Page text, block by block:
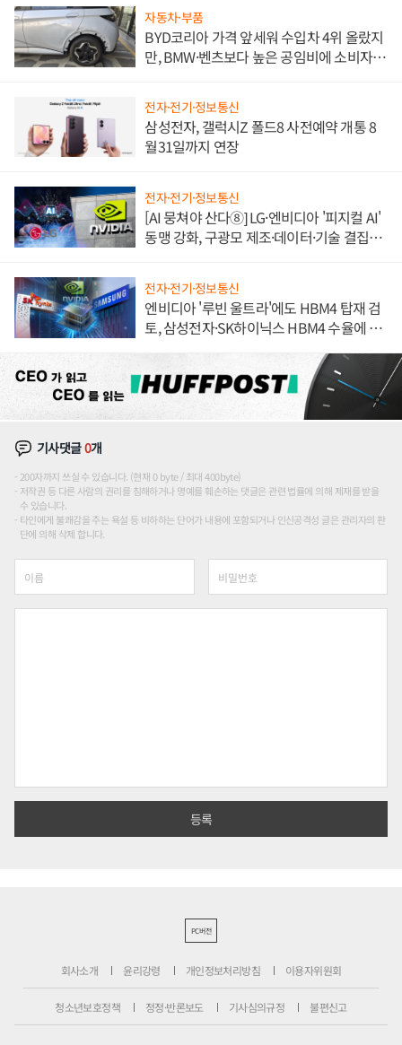
자동차·부품
BYD코리아 가격 앞세워 수입차 4위 올랐지
만, BMW·벤츠보다 높은 공임비에 소비자
전자·전기·정보통신
삼성전자, 갤럭시Z 폴드8 사전예약 개통 8
월31일까지 연장
전자·전기·정보통신
[AI 뭉쳐야 산다⑧] LG·엔비디아 '피지컬 AI'
동맹 강화, 구광모 제조·데이터·기술 결집
전자·전기·정보통신
엔비디아 '루빈 울트라'에도 HBM4 탑재 검
토, 삼성전자·SK하이닉스 HBM4 수율에 주
기사댓글0개
200자까지 쓰실 수 있습니다. (현재 0 byte / 최대 400byte)
저작권 등 다른 사람의 권리를 침해하거나 명예를 훼손하는 댓글은 관련 법률에 의해 제재를 받을
수 있습니다.
타인에게 불쾌감을 주는 욕설 등 비하하는 단어가 내용에 포함되거나 인신공격성 글은 관리자의 판
단에 의해 삭제 합니다.
PC버전
회사소개 윤리강령 개인정보처리방침 이용자위원회
청소년보호정책 정정·반론보도 기사심의규정 불편신고